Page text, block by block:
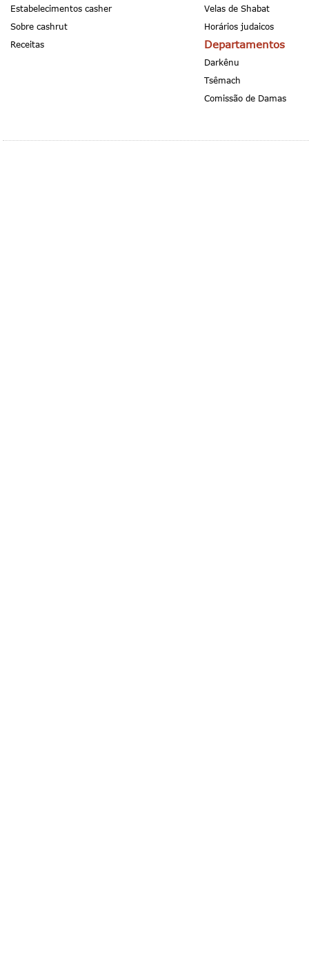
Estabelecimentos casher
Velas de Shabat
Sobre cashrut
Horários judaicos
Receitas
Departamentos
Darkênu
Tsêmach
Comissão de Damas